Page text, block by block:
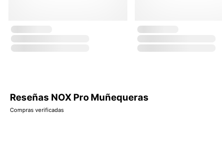
Reseñas NOX Pro Muñequeras
Compras verificadas